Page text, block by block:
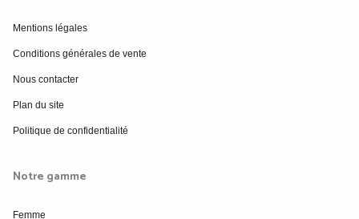
Mentions légales
Conditions générales de vente
Nous contacter
Plan du site
Politique de confidentialité
Notre gamme
Femme